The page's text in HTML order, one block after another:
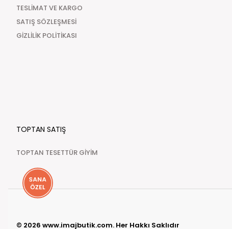
TESLİMAT VE KARGO
SATIŞ SÖZLEŞMESİ
GİZLİLİK POLİTİKASI
TOPTAN SATIŞ
TOPTAN TESETTÜR GİYİM
© 2026 www.imajbutik.com. Her Hakkı Saklıdır